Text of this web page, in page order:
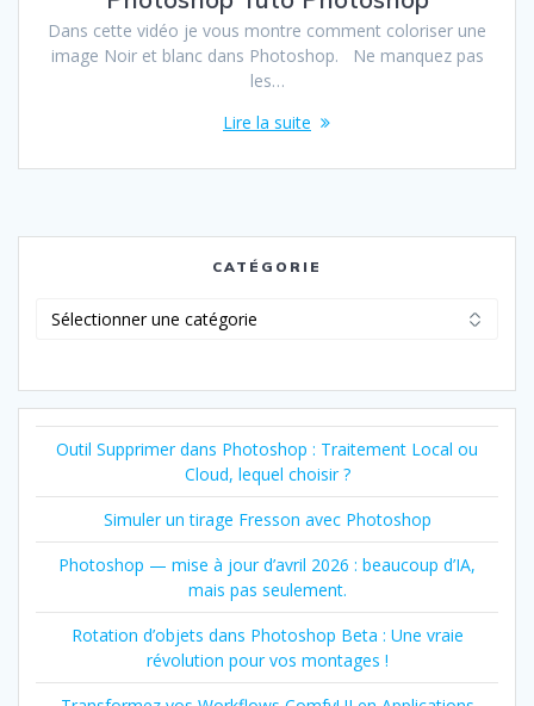
Dans cette vidéo je vous montre comment coloriser une
image Noir et blanc dans Photoshop. Ne manquez pas
les…
Lire la suite
CATÉGORIE
Outil Supprimer dans Photoshop : Traitement Local ou
Cloud, lequel choisir ?
Simuler un tirage Fresson avec Photoshop
Photoshop — mise à jour d’avril 2026 : beaucoup d’IA,
mais pas seulement.
Rotation d’objets dans Photoshop Beta : Une vraie
révolution pour vos montages !